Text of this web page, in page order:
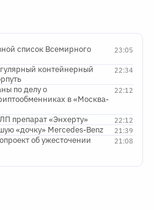
23:05
список Всемирного
22:34
контейнерный
22:12
по делу о
в «Москва-
22:12
препарат «Энхерту»
21:39
«дочку» Mercedes-Benz
21:08
об ужесточении